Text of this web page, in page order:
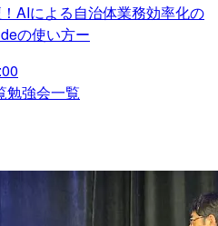
AIによる自治体業務効率化の
の使い方ー
勉強会一覧